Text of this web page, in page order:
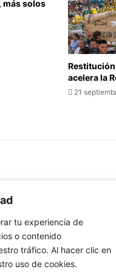
tu experiencia de
o contenido
tráfico. Al hacer clic en
uso de cookies.
más solos
acelera la
21
opinión, actualidad y noticias